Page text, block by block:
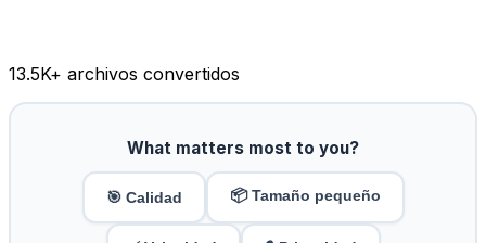
13.5K+ archivos convertidos
What matters most to you?
🎯 Calidad 📦 Tamaño pequeño